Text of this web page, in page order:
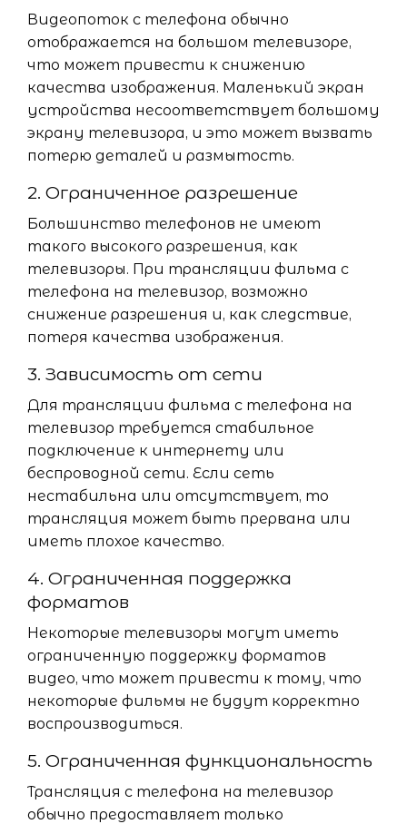
Видеопоток с телефона обычно
отображается на большом телевизоре,
что может привести к снижению
качества изображения. Маленький экран
устройства несоответствует большому
экрану телевизора, и это может вызвать
потерю деталей и размытость.
2. Ограниченное разрешение
Большинство телефонов не имеют
такого высокого разрешения, как
телевизоры. При трансляции фильма с
телефона на телевизор, возможно
снижение разрешения и, как следствие,
потеря качества изображения.
3. Зависимость от сети
Для трансляции фильма с телефона на
телевизор требуется стабильное
подключение к интернету или
беспроводной сети. Если сеть
нестабильна или отсутствует, то
трансляция может быть прервана или
иметь плохое качество.
4. Ограниченная поддержка
форматов
Некоторые телевизоры могут иметь
ограниченную поддержку форматов
видео, что может привести к тому, что
некоторые фильмы не будут корректно
воспроизводиться.
5. Ограниченная функциональность
Трансляция с телефона на телевизор
обычно предоставляет только